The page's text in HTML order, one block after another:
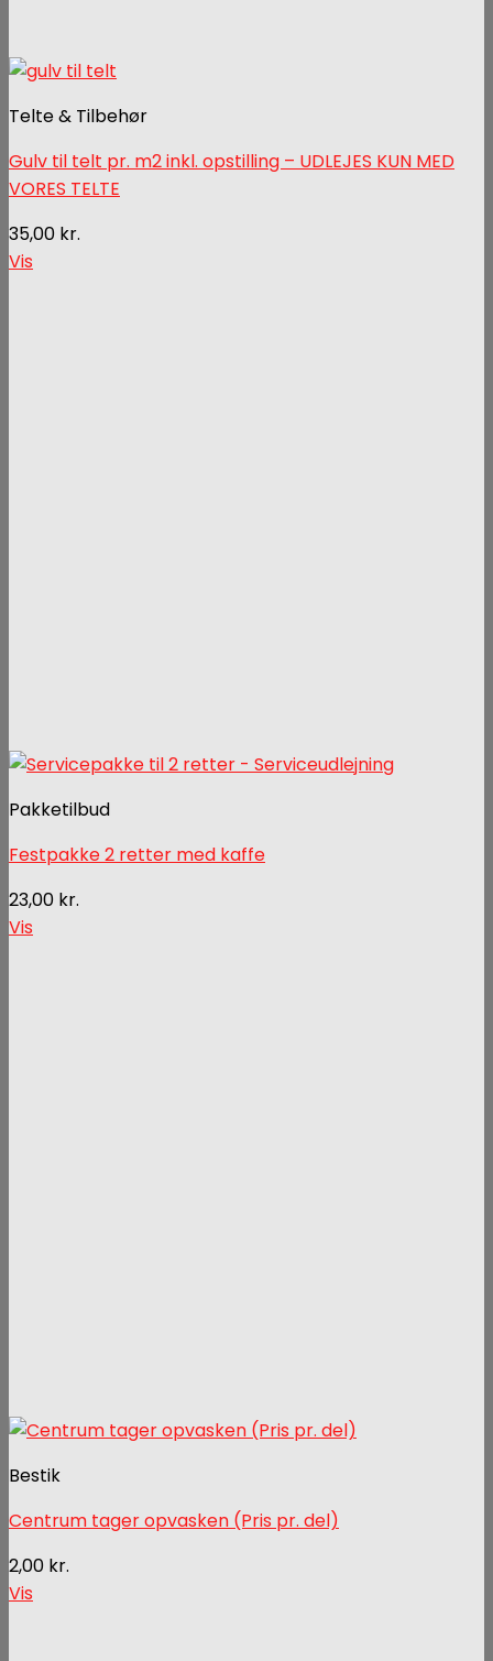
Telte & Tilbehør
Gulv til telt pr. m2 inkl. opstilling – UDLEJES KUN MED
VORES TELTE
35,00 kr.
Vis
Pakketilbud
Festpakke 2 retter med kaffe
23,00 kr.
Vis
Bestik
Centrum tager opvasken (Pris pr. del)
2,00 kr.
Vis